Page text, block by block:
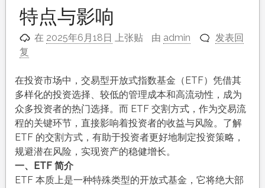
特点与影响​
在 2025年6月18日 上张贴 由 admin
发表回
复
在投资市场中，交易型开放式指数基金（ETF）凭借其
多样化的投资选择、较低的管理成本和高流动性，成为
众多投资者的热门选择。而 ETF 交割方式，作为交易流
程的关键环节，直接影响着投资者的收益与风险。了解
ETF 的交割方式，有助于投资者更好地制定投资策略，
规避潜在风险，实现资产的稳健增长。​
一、ETF 简介​
ETF 本质上是一种特殊类型的开放式基金，它将绝大部